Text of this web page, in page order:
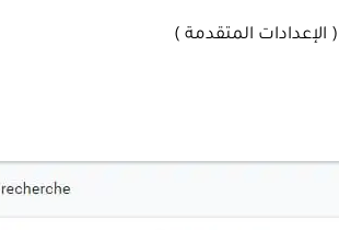
( الإعدادات المتقدمة )